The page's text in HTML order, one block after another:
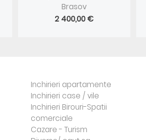
Brasov
2 400,00 €
Inchirieri apartamente
Inchirieri case / vile
Inchirieri Birouri-Spatii
comerciale
Cazare - Turism